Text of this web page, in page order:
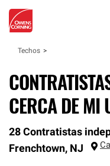
Techos
CERCA DE MI
28 Contratistas
Frenchtown, NJ